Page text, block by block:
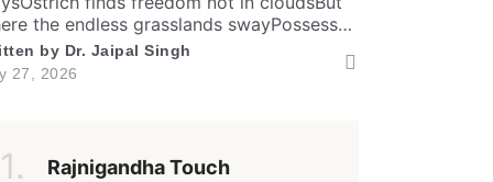
the endless grasslands swayPossess
two toes and large eyesThe largest and
living birdFlightless yet the fastest
dusty desert tracks as their […]
by Dr. Jaipal Singh
27, 2026
Rajnigandha Touch